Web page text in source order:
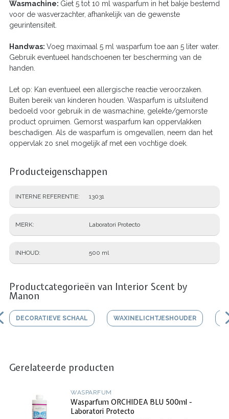
Wasmachine: Giet 5 tot 10 ml wasparfum in het bakje bestemd
voor de wasverzachter, afhankelijk van de gewenste
geurintensiteit.
Handwas: Voeg maximaal 5 ml wasparfum toe aan 5 liter water.
Gebruik eventueel handschoenen ter bescherming van de
handen.
Let op: Kan eventueel een allergische reactie veroorzaken.
Buiten bereik van kinderen houden. Wasparfum is uitsluitend
bedoeld voor gebruik in de wasmachine, gelekte/gemorste
product opruimen. Gemorst wasparfum kan oppervlakken
beschadigen. Als de wasparfum is omgevallen, neem dan het
oppervlak zo snel mogelijk af met een vochtige doek.
Producteigenschappen
INTERNE REFERENTIE 13031
MERK Laboratori Protecto
INHOUD 500 ml
Productcategorieën van Interior Scent by
Manon
DECORATIEVE SCHAAL WAXINELICHTJESHOUDER
Gerelateerde producten
WASPARFUM
Wasparfum ORCHIDEA BLU 500ml -
Laboratori Protecto